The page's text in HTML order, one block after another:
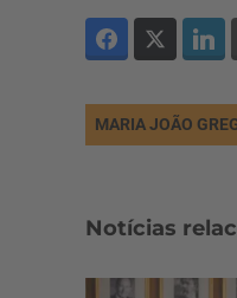
MARIA JOÃO
Notícias